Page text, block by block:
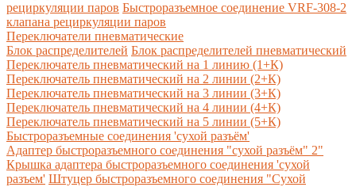
рециркуляции паров Быстроразъемное соединение VRF-308-2
клапана рециркуляции паров
Переключатели пневматические
Блок распределителей Блок распределителей пневматический
Переключатель пневматический на 1 линию (1+К)
Переключатель пневматический на 2 линии (2+К)
Переключатель пневматический на 3 линии (3+К)
Переключатель пневматический на 4 линии (4+К)
Переключатель пневматический на 5 линии (5+К)
Быстроразъемные соединения 'сухой разъём'
Адаптер быстроразъемного соединения "сухой разъём" 2"
Крышка адаптера быстроразъемного соединения 'сухой
разъем' Штуцер быстроразъемного соединения "Сухой